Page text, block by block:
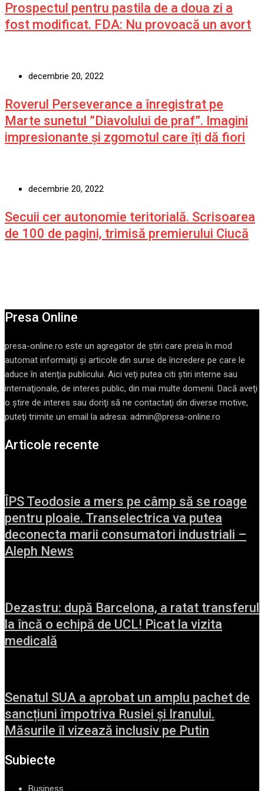
Prospectul pentru pastila de a doua zi a
fost modificat. FDA: Nu provoacă un avort
decembrie 20, 2022
Roverul Perseverance a înregistrat pe
Marte sunetul ”Diavolului de praf”. Imagini
impresionante și zgomotul care îți dă fiori
decembrie 20, 2022
Secuii cer autonomie teritorială. Scrisoarea
de 100 de pagini, trimisă premierului Ciucă
Presa Online
presa-online.ro este un agregator de ştiri care preia în mod
automat informaţii şi articole din surse de încredere pe care le
aduce în atenţia publicului. Aici veţi putea citi ştiri interne sau
internaţionale, de interes public, din mai multe domenii. Dacă aveţi
o ştire de interes sau doriţi să ne contactaţi din diverse motive,
puteţi trimite un email la adresa: admin@presa-online.ro
Articole recente
ÎPS Teodosie a mers pe câmp să se roage
pentru ploaie. Transelectrica va putea
deconecta marii consumatori industriali –
Aleph News
Dezastru: după Barcelona, a ratat transferul
la încă o echipă de UCL! Picat la vizita
medicală
Senatul SUA a aprobat un amplu pachet de
sancțiuni împotriva Rusiei și Iranului.
Măsurile îl vizează inclusiv pe Putin
Subiecte
Business